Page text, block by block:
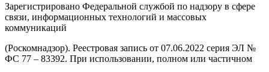
Зарегистрировано Федеральной службой по надзору в сфере
связи, информационных технологий и массовых
коммуникаций
(Роскомнадзор). Реестровая запись от 07.06.2022 серия ЭЛ №
ФС 77 – 83392. При использовании, полном или частичном